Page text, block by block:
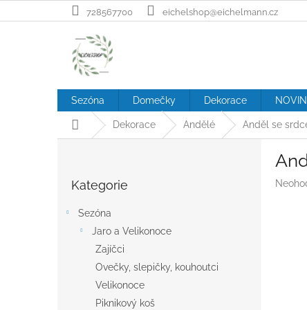
na
728567700 eichelshop@eichelmann.cz
Sezóna Domečky Dekorace
Domů Dekorace Andělé Anděl se
kategorie
Kategorie
Sezóna
Jaro a Velikonoce
Zajíčci
Ovečky, slepičky, kouhoutci
Velikonoce
Piknikový koš